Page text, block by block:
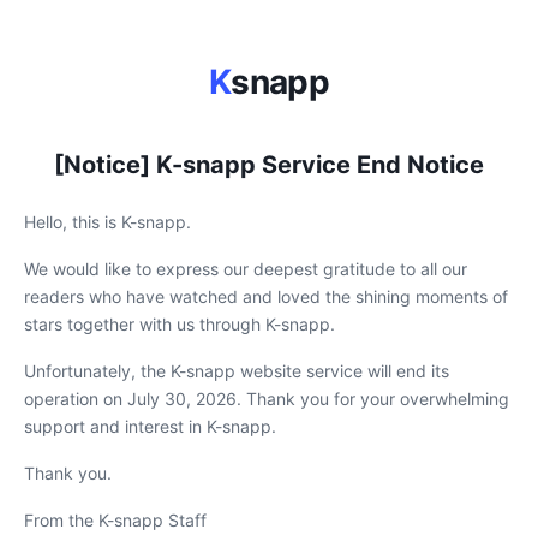
Ksnapp
[Notice] K-snapp Service End Notice
Hello, this is K-snapp.
We would like to express our deepest gratitude to all our
readers who have watched and loved the shining moments of
stars together with us through K-snapp.
Unfortunately, the K-snapp website service will end its
operation on July 30, 2026. Thank you for your overwhelming
support and interest in K-snapp.
Thank you.
From the K-snapp Staff